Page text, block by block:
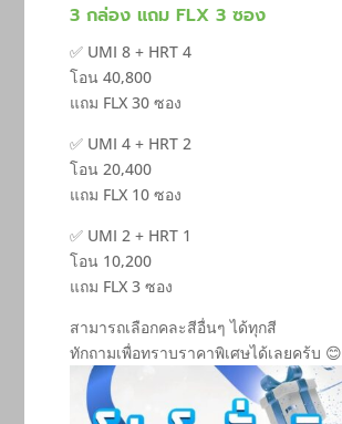
3 กล่อง แถม FLX 3 ซอง
✅️ UMI 8 + HRT 4
โอน 40,800
แถม FLX 30 ซอง
✅️ UMI 4 + HRT 2
โอน 20,400
แถม FLX 10 ซอง
✅️ UMI 2 + HRT 1
โอน 10,200
แถม FLX 3 ซอง
สามารถเลือกคละสีอื่นๆ ได้ทุกสี
ทักถามเพื่อทราบราคาพิเศษได้เลยคร้บ 😊